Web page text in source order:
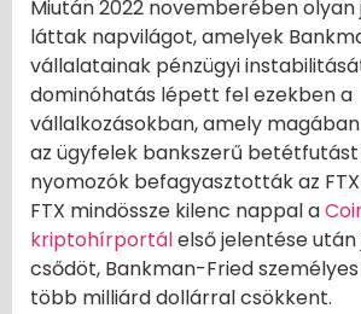
Miután 2022 novemberében
láttak napvilágot, amelyek
vállalatainak pénzügyi
dominóhatás lépett fel ezekben a
vállalkozásokban, amely
az ügyfelek bankszerű
nyomozók befagyasztották az
FTX mindössze kilenc nappal a
kriptohírportálelső jelentése
csődöt, Bankman-Fried
több milliárd dollárral csökkent.